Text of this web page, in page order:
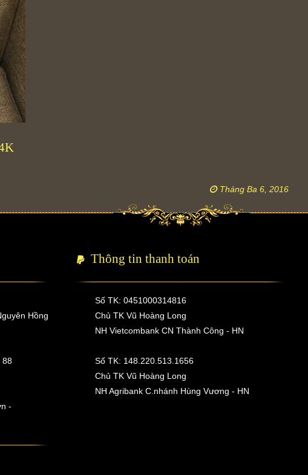
Tháng Ba 6, 2016
Hồng
88
-
Thông tin thanh toán
Số TK: 0451000314816
Chủ TK Vũ Hoàng Long
NH Vietcombank CN Thành Công - HN
Số TK: 148.220.513.1656
Chủ TK Vũ Hoàng Long
NH Agribank C.nhánh Hùng Vương - HN